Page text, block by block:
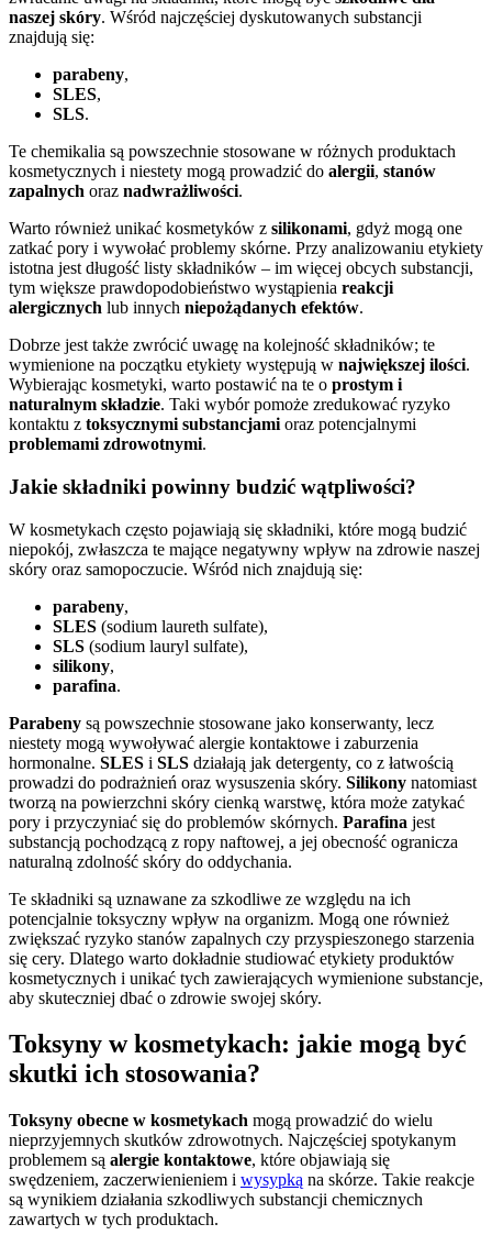
naszej skóry. Wśród najczęściej dyskutowanych substancji
znajdują się:
parabeny,
SLES,
SLS.
Te chemikalia są powszechnie stosowane w różnych produktach
kosmetycznych i niestety mogą prowadzić do alergii, stanów
zapalnych oraz nadwrażliwości.
Warto również unikać kosmetyków z silikonami, gdyż mogą one
zatkać pory i wywołać problemy skórne. Przy analizowaniu etykiety
istotna jest długość listy składników – im więcej obcych substancji,
tym większe prawdopodobieństwo wystąpienia reakcji
alergicznych lub innych niepożądanych efektów.
Dobrze jest także zwrócić uwagę na kolejność składników; te
wymienione na początku etykiety występują w największej ilości.
Wybierając kosmetyki, warto postawić na te o prostym i
naturalnym składzie. Taki wybór pomoże zredukować ryzyko
kontaktu z toksycznymi substancjami oraz potencjalnymi
problemami zdrowotnymi.
Jakie składniki powinny budzić wątpliwości?
W kosmetykach często pojawiają się składniki, które mogą budzić
niepokój, zwłaszcza te mające negatywny wpływ na zdrowie naszej
skóry oraz samopoczucie. Wśród nich znajdują się:
parabeny,
SLES (sodium laureth sulfate),
SLS (sodium lauryl sulfate),
silikony,
parafina.
Parabeny są powszechnie stosowane jako konserwanty, lecz
niestety mogą wywoływać alergie kontaktowe i zaburzenia
hormonalne. SLES i SLS działają jak detergenty, co z łatwością
prowadzi do podrażnień oraz wysuszenia skóry. Silikony natomiast
tworzą na powierzchni skóry cienką warstwę, która może zatykać
pory i przyczyniać się do problemów skórnych. Parafina jest
substancją pochodzącą z ropy naftowej, a jej obecność ogranicza
naturalną zdolność skóry do oddychania.
Te składniki są uznawane za szkodliwe ze względu na ich
potencjalnie toksyczny wpływ na organizm. Mogą one również
zwiększać ryzyko stanów zapalnych czy przyspieszonego starzenia
się cery. Dlatego warto dokładnie studiować etykiety produktów
kosmetycznych i unikać tych zawierających wymienione substancje,
aby skuteczniej dbać o zdrowie swojej skóry.
Toksyny w kosmetykach: jakie mogą być
skutki ich stosowania?
Toksyny obecne w kosmetykach mogą prowadzić do wielu
nieprzyjemnych skutków zdrowotnych. Najczęściej spotykanym
problemem są alergie kontaktowe, które objawiają się
swędzeniem, zaczerwienieniem i wysypką na skórze. Takie reakcje
są wynikiem działania szkodliwych substancji chemicznych
zawartych w tych produktach.